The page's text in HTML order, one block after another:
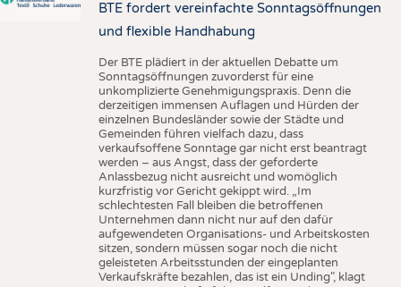
BTE fordert vereinfachte Sonntagsöffnungen
und flexible Handhabung
Der BTE plädiert in der aktuellen Debatte um
Sonntagsöffnungen zuvorderst für eine
unkomplizierte Genehmigungspraxis. Denn die
derzeitigen immensen Auflagen und Hürden der
einzelnen Bundesländer sowie der Städte und
Gemeinden führen vielfach dazu, dass
verkaufsoffene Sonntage gar nicht erst beantragt
werden – aus Angst, dass der geforderte
Anlassbezug nicht ausreicht und womöglich
kurzfristig vor Gericht gekippt wird. „Im
schlechtesten Fall bleiben die betroffenen
Unternehmen dann nicht nur auf den dafür
aufgewendeten Organisations- und Arbeitskosten
sitzen, sondern müssen sogar noch die nicht
geleisteten Arbeitsstunden der eingeplanten
Verkaufskräfte bezahlen, das ist ein Unding", klagt